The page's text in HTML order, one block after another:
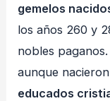
gemelos
los años 260 y
nobles
aunque
educados